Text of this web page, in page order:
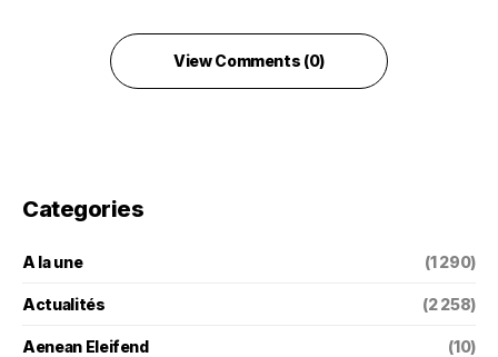
View Comments (0)
Categories
A la une (1 290)
Actualités (2 258)
Aenean Eleifend (10)